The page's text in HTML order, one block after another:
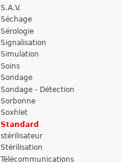
S.A.V.
Séchage
Sérologie
Signalisation
Simulation
Soins
Sondage
Sondage - Détection
Sorbonne
Soxhlet
Standard
stérilisateur
Stérilisation
Télécommunications